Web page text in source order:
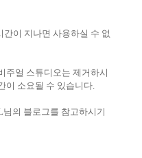
이 지나면 사용하실 수 없
주얼 스튜디오는 제거하시
이 소요될 수 있습니다.
의 블로그를 참고하시기